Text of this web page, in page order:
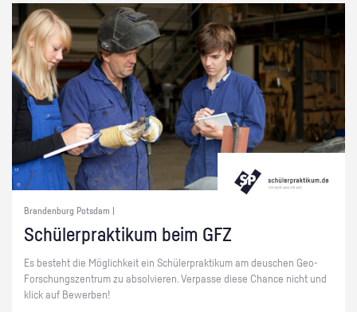
Brandenburg Potsdam |
Schü­ler­prak­ti­kum beim GFZ
Es be­steht die Mög­lich­keit ein Schü­ler­prak­ti­kum am de­u­schen Geo-
For­schungs­zen­trum zu ab­sol­vie­ren. Ver­pas­se diese Chan­ce nicht und
klick auf Be­wer­ben!